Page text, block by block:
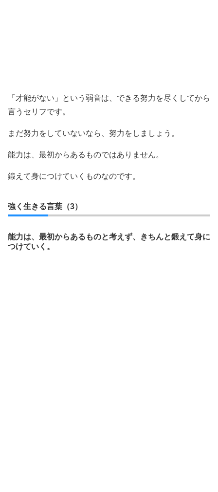
「才能がない」という弱音は、できる努力を尽くしてから
言うセリフです。
まだ努力をしていないなら、努力をしましょう。
能力は、最初からあるものではありません。
鍛えて身につけていくものなのです。
強く生きる言葉（3）
能力は、最初からあるものと考えず、きちんと鍛えて身に
つけていく。